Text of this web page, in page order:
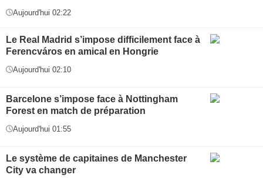
Aujourd'hui 02:22
Le Real Madrid s’impose difficilement face à
Ferencváros en amical en Hongrie
Aujourd'hui 02:10
Barcelone s’impose face à Nottingham
Forest en match de préparation
Aujourd'hui 01:55
Le système de capitaines de Manchester
City va changer